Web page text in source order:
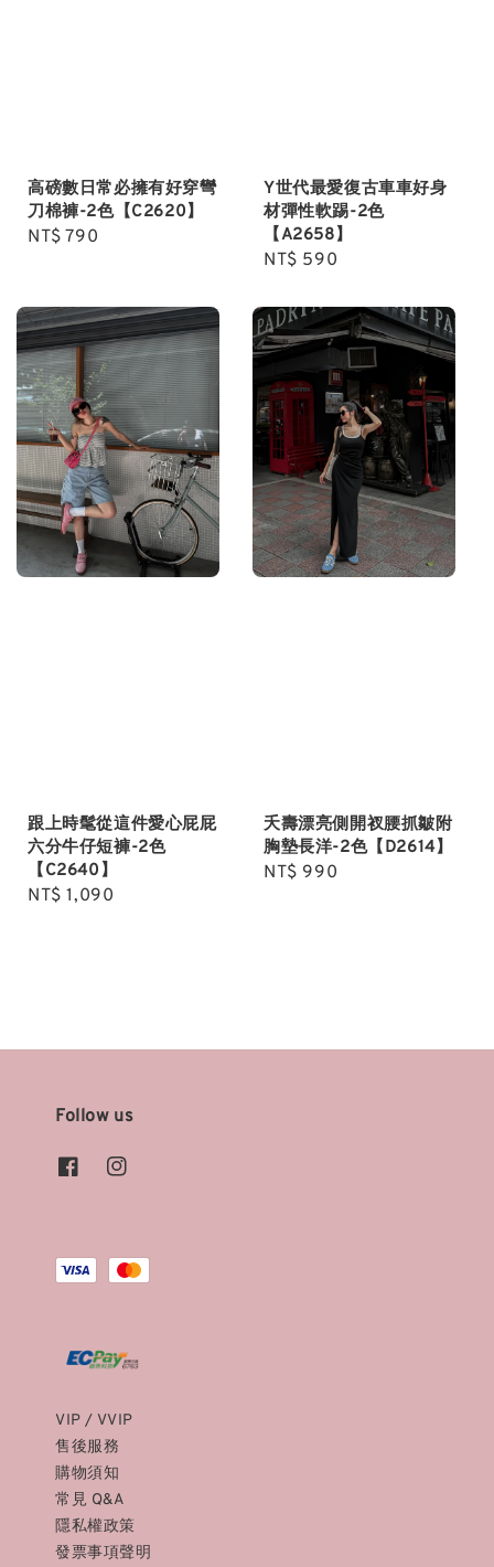
高磅數日常必擁有好穿彎
刀棉褲-2色【C2620】
Regular
NT$ 790
Y世代最愛復古車車好身
材彈性軟踢-2色
【A2658】
Regular
NT$ 590
跟上時髦從這件愛心屁屁
六分牛仔短褲-2色
【C2640】
Regular
NT$ 1,090
夭壽漂亮側開衩腰抓皺附
胸墊長洋-2色【D2614】
Regular
NT$ 990
Follow us
VIP / VVIP
售後服務
購物須知
常見 Q&A
隱私權政策
發票事項聲明